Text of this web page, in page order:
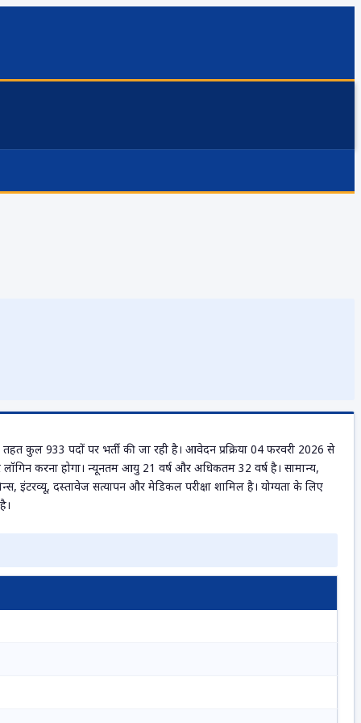
तहत कुल 933 पदों पर भर्ती की जा रही है। आवेदन प्रक्रिया 04 फरवरी 2026 से
करना होगा। न्यूनतम आयु 21 वर्ष और अधिकतम 32 वर्ष है। सामान्य,
इंटरव्यू, दस्तावेज सत्यापन और मेडिकल परीक्षा शामिल है। योग्यता के लिए